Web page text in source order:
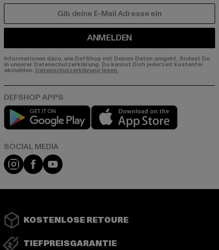
ANMELDEN
Informationen dazu, wie DefShop mit Deinen Daten umgeht, findest Du
in unserer Datenschutzerklärung. Du kannst Dich jederzeit kostenfei
abmelden. Datenschutzerklärung lesen.
Play market
Instagram
FacebookYouTube
KOSTENLOSE RETOURE
TIEFPREISGARANTIE